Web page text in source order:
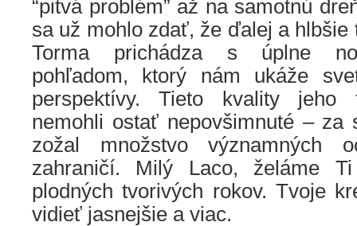
“pitvá problém” až na samotnú
sa už mohlo zdať, že ďalej a hlbšie
Torma prichádza s úplne
pohľadom, ktorý nám ukáže
perspektívy. Tieto kvality jeho
nemohli ostať nepovšimnuté – za
zožal množstvo významných
zahraničí. Milý Laco, želáme
plodných tvorivých rokov. Tvoje
vidieť jasnejšie a viac.